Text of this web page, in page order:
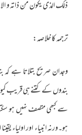
ذلک الذی یکون من ذاتہ و الا
ترجمہ کا خلاصہ:
وجدان صریح بتلاتا ہے کہ
بندوں کے کتنے ہی قریب
سے کبھی متصف نہیں ہو
ہو۔ورنہ انبیاء اور